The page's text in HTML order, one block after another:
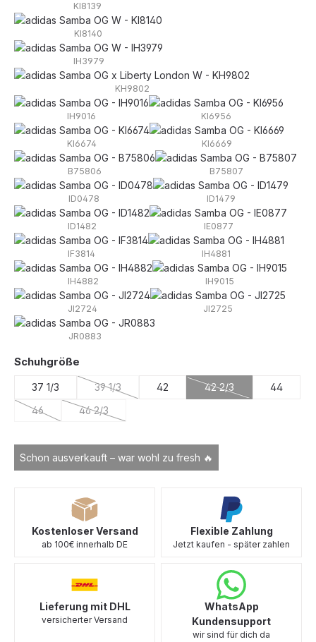
Schon ausverkauft – war wohl zu fresh 🔥
KI8139
KI8140
IH3979
KH9802
IH9016 KI6956
KI6674 KI6669
B75806 B75807
ID0478 ID1479
ID1482 IE0877
IF3814 IH4881
IH4882 IH9015
JI2724 JI2725
JR0883
Schuhgröße
37 1/3 39 1/3
(Diese Option ist zurzeit nicht verfügbar.)
42 42 2/3
(Diese Option ist
44
46
(Diese Option ist zurzeit nicht verfügbar.)
46 2/3
(Diese Option ist zurzeit nicht verfügbar.)
Kostenloser Versand
ab 100€ innerhalb DE
Flexible Zahlung
Jetzt kaufen - später zahlen
Lieferung mit DHL
versicherter Versand
WhatsApp
Kundensupport
wir sind für dich da